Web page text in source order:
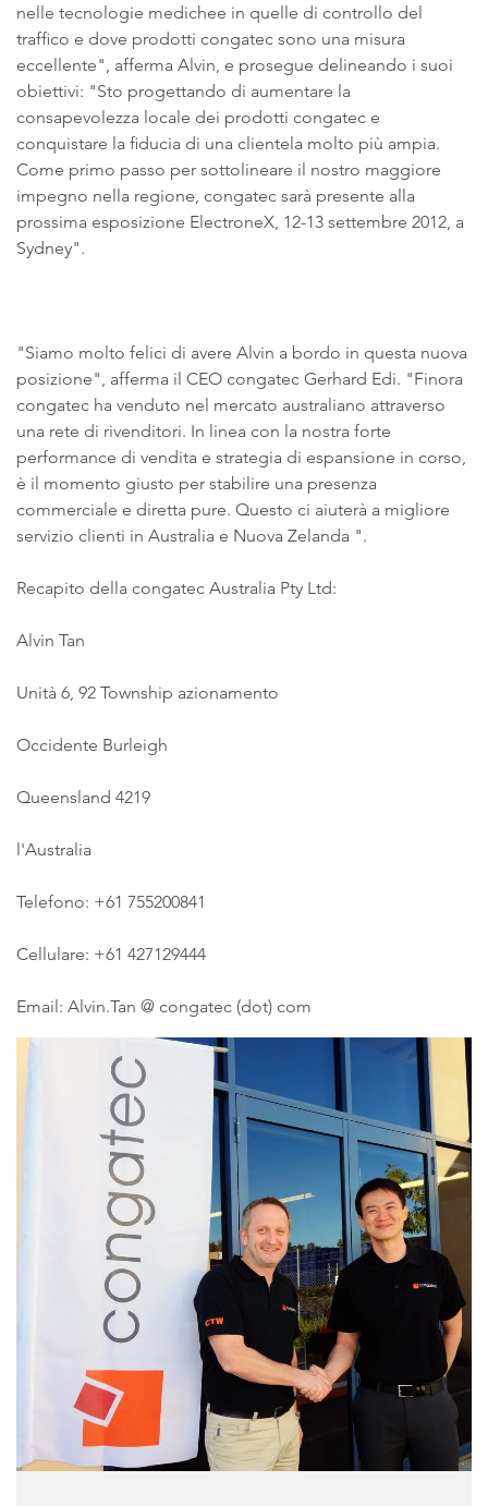
nelle tecnologie medichee in quelle di controllo del
traffico e dove prodotti congatec sono una misura
eccellente", afferma Alvin, e prosegue delineando i suoi
obiettivi: "Sto progettando di aumentare la
consapevolezza locale dei prodotti congatec e
conquistare la fiducia di una clientela molto più ampia.
Come primo passo per sottolineare il nostro maggiore
impegno nella regione, congatec sarà presente alla
prossima esposizione ElectroneX, 12-13 settembre 2012, a
Sydney".
"Siamo molto felici di avere Alvin a bordo in questa nuova
posizione", afferma il CEO congatec Gerhard Edi. "Finora
congatec ha venduto nel mercato australiano attraverso
una rete di rivenditori. In linea con la nostra forte
performance di vendita e strategia di espansione in corso,
è il momento giusto per stabilire una presenza
commerciale e diretta pure. Questo ci aiuterà a migliore
servizio clienti in Australia e Nuova Zelanda ".
Recapito della congatec Australia Pty Ltd:
Alvin Tan
Unità 6, 92 Township azionamento
Occidente Burleigh
Queensland 4219
l'Australia
Telefono: +61 755200841
Cellulare: +61 427129444
Email: Alvin.Tan @ congatec (dot) com